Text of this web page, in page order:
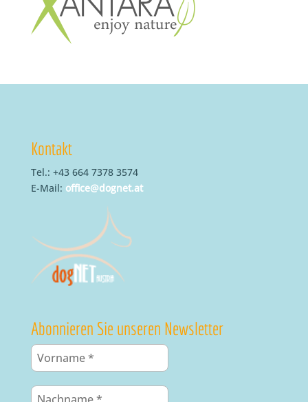
Kontakt
Tel.: +43 664 7378 3574
E-Mail: office@dognet.at
Abonnieren Sie unseren Newsletter